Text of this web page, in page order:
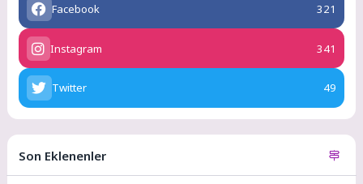
Facebook 321
Instagram 341
Twitter 49
Son Eklenenler